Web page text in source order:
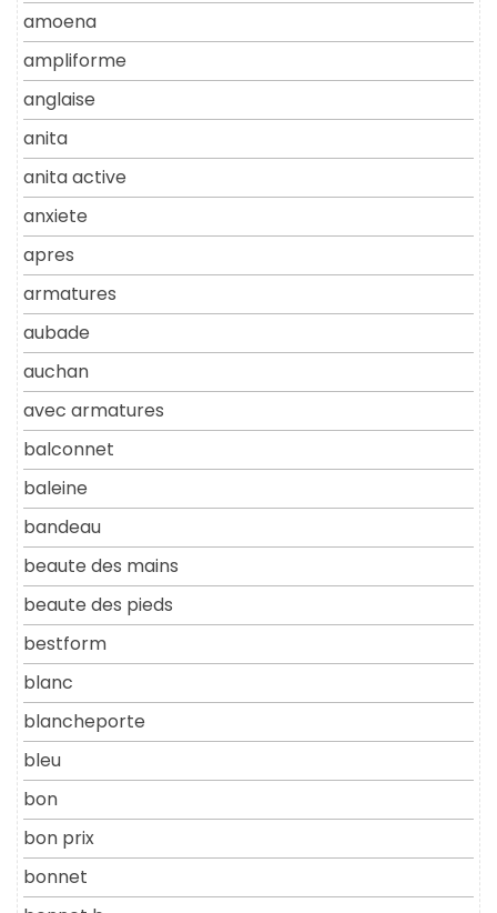
amoena
ampliforme
anglaise
anita
anita active
anxiete
apres
armatures
aubade
auchan
avec armatures
balconnet
baleine
bandeau
beaute des mains
beaute des pieds
bestform
blanc
blancheporte
bleu
bon
bon prix
bonnet